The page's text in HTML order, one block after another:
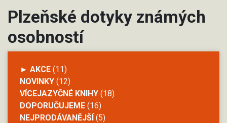
Plzeňské dotyky známých
osobností
► AKCE (11)
NOVINKY (12)
VÍCEJAZYČNÉ KNIHY (18)
DOPORUČUJEME (16)
NEJPRODÁVANĚJŠÍ (5)